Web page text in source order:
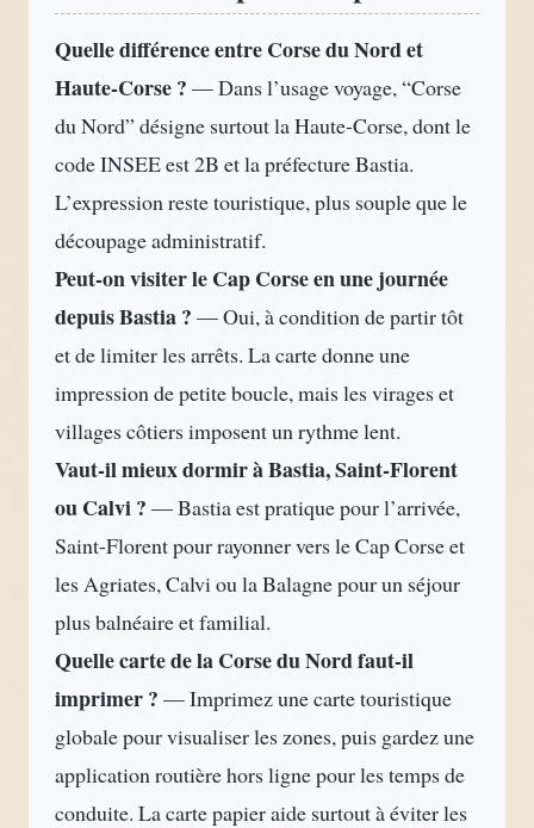
Quelle différence entre Corse du Nord et
Haute-Corse ? — Dans l’usage voyage, “Corse
du Nord” désigne surtout la Haute-Corse, dont le
code INSEE est 2B et la préfecture Bastia.
L’expression reste touristique, plus souple que le
découpage administratif.
Peut-on visiter le Cap Corse en une journée
depuis Bastia ? — Oui, à condition de partir tôt
et de limiter les arrêts. La carte donne une
impression de petite boucle, mais les virages et
villages côtiers imposent un rythme lent.
Vaut-il mieux dormir à Bastia, Saint-Florent
ou Calvi ? — Bastia est pratique pour l’arrivée,
Saint-Florent pour rayonner vers le Cap Corse et
les Agriates, Calvi ou la Balagne pour un séjour
plus balnéaire et familial.
Quelle carte de la Corse du Nord faut-il
imprimer ? — Imprimez une carte touristique
globale pour visualiser les zones, puis gardez une
application routière hors ligne pour les temps de
conduite. La carte papier aide surtout à éviter les